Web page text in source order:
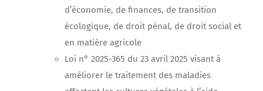
d’économie, de finances, de transition
écologique, de droit pénal, de droit social et
en matière agricole
Loi n° 2025-365 du 23 avril 2025 visant à
améliorer le traitement des maladies